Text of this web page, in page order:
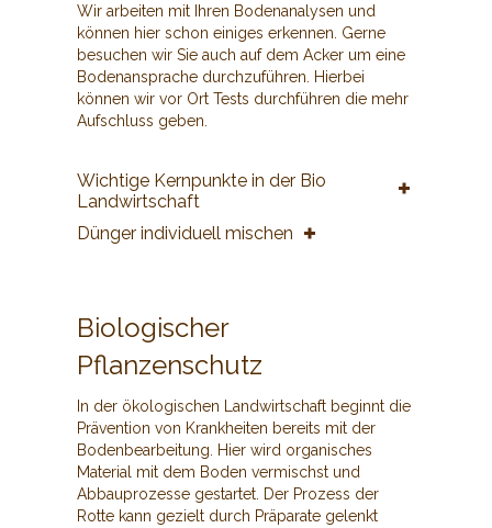
Wir arbeiten mit Ihren Bodenanalysen und
können hier schon einiges erkennen. Gerne
besuchen wir Sie auch auf dem Acker um eine
Bodenansprache durchzuführen. Hierbei
können wir vor Ort Tests durchführen die mehr
Aufschluss geben.
Wichtige Kernpunkte in der Bio
Landwirtschaft
Dünger individuell mischen
Biologischer
Pflanzenschutz
In der ökologischen Landwirtschaft beginnt die
Prävention von Krankheiten bereits mit der
Bodenbearbeitung. Hier wird organisches
Material mit dem Boden vermischst und
Abbauprozesse gestartet. Der Prozess der
Rotte kann gezielt durch Präparate gelenkt